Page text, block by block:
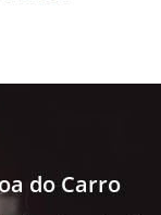
do Carro